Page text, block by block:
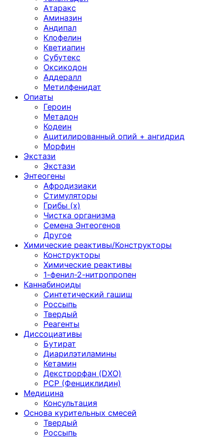
Атаракс
Аминазин
Андипал
Клофелин
Кветиапин
Субутекс
Оксикодон
Аддералл
Метилфенидат
Опиаты
Героин
Метадон
Кодеин
Ацитилированный опий + ангидрид
Морфин
Экстази
Экстази
Энтеогены
Афродизиаки
Стимуляторы
Грибы (х)
Чистка организма
Семена Энтеогенов
Другое
Химические реактивы/Конструкторы
Конструкторы
Химические реактивы
1-фенил-2-нитропропен
Каннабиноиды
Синтетический гашиш
Россыпь
Твердый
Реагенты
Диссоциативы
Бутират
Диарилэтиламины
Кетамин
Декстрорфан (DXO)
PCP (Фенциклидин)
Медицина
Консультация
Основа курительных смесей
Твердый
Россыпь